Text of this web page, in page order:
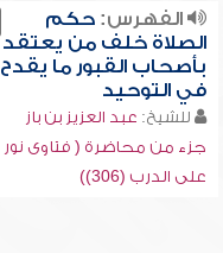
الفهرس:حكم
الصلاة خلف من يعتقد
بأصحاب القبور ما يقدح
في التوحيد
للشيخ: عبد العزيز بن باز
جزء من محاضرة ( فتاوى نور
على الدرب (306))